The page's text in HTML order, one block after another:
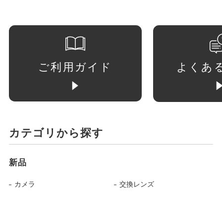
ご利用ガイド よくあ
カテゴリから探す
新品
カメラ 交換レンズ